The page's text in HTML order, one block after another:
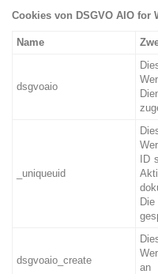
Cookies von DSGVO AIO for
Name
dsgvoaio
_uniqueuid
ID
dsgvoaio_create
an